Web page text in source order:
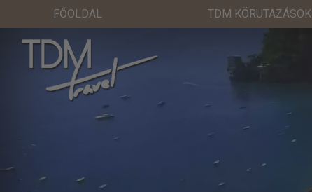
FŐOLDAL TDM KÖRUTAZÁSOK